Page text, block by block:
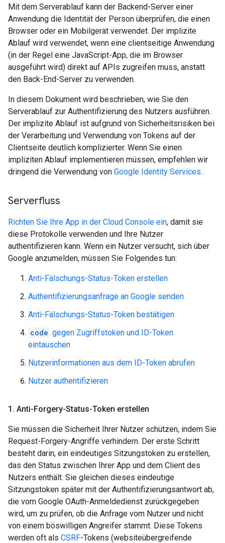
Mit dem Serverablauf kann der Backend-Server einer
Anwendung die Identität der Person überprüfen, die einen
Browser oder ein Mobilgerät verwendet. Der implizite
Ablauf wird verwendet, wenn eine clientseitige Anwendung
(in der Regel eine JavaScript-App, die im Browser
ausgeführt wird) direkt auf APIs zugreifen muss, anstatt
den Back-End-Server zu verwenden.
In diesem Dokument wird beschrieben, wie Sie den
Serverablauf zur Authentifizierung des Nutzers ausführen.
Der implizite Ablauf ist aufgrund von Sicherheitsrisiken bei
der Verarbeitung und Verwendung von Tokens auf der
Clientseite deutlich komplizierter. Wenn Sie einen
impliziten Ablauf implementieren müssen, empfehlen wir
dringend die Verwendung von Google Identity Services.
Serverfluss
Richten Sie Ihre App in der Cloud Console ein, damit sie
diese Protokolle verwenden und Ihre Nutzer
authentifizieren kann. Wenn ein Nutzer versucht, sich über
Google anzumelden, müssen Sie Folgendes tun:
Anti-Fälschungs-Status-Token erstellen
Authentifizierungsanfrage an Google senden
Anti-Fälschungs-Status-Token bestätigen
code gegen Zugriffstoken und ID-Token
eintauschen
Nutzerinformationen aus dem ID-Token abrufen
Nutzer authentifizieren
1 . Anti-Forgery-Status-Token erstellen
Sie müssen die Sicherheit Ihrer Nutzer schützen, indem Sie
Request-Forgery-Angriffe verhindern. Der erste Schritt
besteht darin, ein eindeutiges Sitzungstoken zu erstellen,
das den Status zwischen Ihrer App und dem Client des
Nutzers enthält. Sie gleichen dieses eindeutige
Sitzungstoken später mit der Authentifizierungsantwort ab,
die vom Google OAuth-Anmeldedienst zurückgegeben
wird, um zu prüfen, ob die Anfrage vom Nutzer und nicht
von einem böswilligen Angreifer stammt. Diese Tokens
werden oft als CSRF-Tokens (websiteübergreifende